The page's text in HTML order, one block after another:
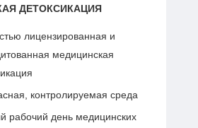
ДЕТОКСИКАЦИЯ
лицензированная и
медицинская
контролируемая среда
рабочий день медицинских